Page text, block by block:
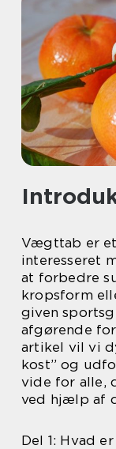
Vægttab er
interesseret
at forbedre
kropsform
given
afgørende
artikel vil vi
kost” og
vide for alle,
ved hjælp af
Del 1: Hvad